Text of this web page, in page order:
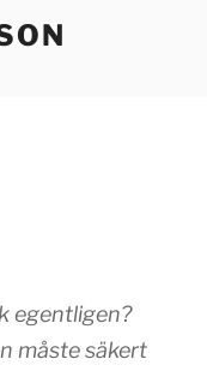
egentligen?
måste säkert